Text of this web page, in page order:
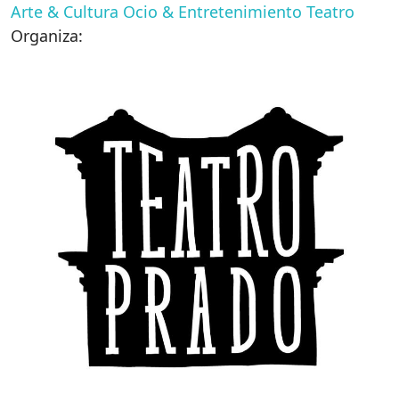
Arte & Cultura Ocio & Entretenimiento Teatro
Organiza: